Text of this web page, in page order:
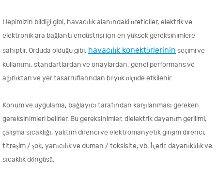
Hepimizin bildiği gibi, havacılık alanındaki üreticiler, elektrik ve
elektronik ara bağlantı endüstrisi için en yüksek gereksinimlere
sahiptir. Orduda olduğu gibi, havacılık konektörlerinin seçimi ve
kullanımı, standartlardan ve onaylardan, genel performans ve
ağırlıktan ve yer tasarruflarından büyük ölçüde etkilenir.
Konum ve uygulama, bağlayıcı tarafından karşılanması gereken
gereksinimleri belirler. Bu gereksinimler, dielektrik dayanım gerilimi,
çalışma sıcaklığı, yalıtım direnci ve elektromanyetik girişim direnci,
titreşim / şok, yanıcılık ve duman / toksisite, vb. İçerir. dayanıklılık ve
sıcaklık döngüsü.